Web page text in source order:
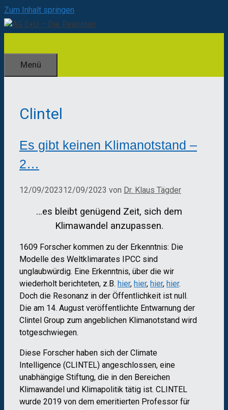
Zum Inhalt springen
Menü
Clintel
Es gibt keinen Klimanotstand –
2…
12/09/202312/09/2023 von Dr. Klaus Tägder
…es bleibt genügend Zeit, sich dem
Klimawandel anzupassen.
1609 Forscher kommen zu der Erkenntnis: Die
Modelle des Weltklimarates IPCC sind
unglaubwürdig. Eine Erkenntnis, über die wir
wiederholt berichteten, z.B. hier, hier, hier, hier.
Doch die Resonanz in der Öffentlichkeit ist null.
Die am 14. August veröffentlichte Entwarnung der
Clintel Group zum angeblichen Klimanotstand wird
totgeschwiegen.
Diese Forscher haben sich der Climate
Intelligence (CLINTEL) angeschlossen, eine
unabhängige Stiftung, die in den Bereichen
Klimawandel und Klimapolitik tätig ist. CLINTEL
wurde 2019 von dem emeritierten Professor für